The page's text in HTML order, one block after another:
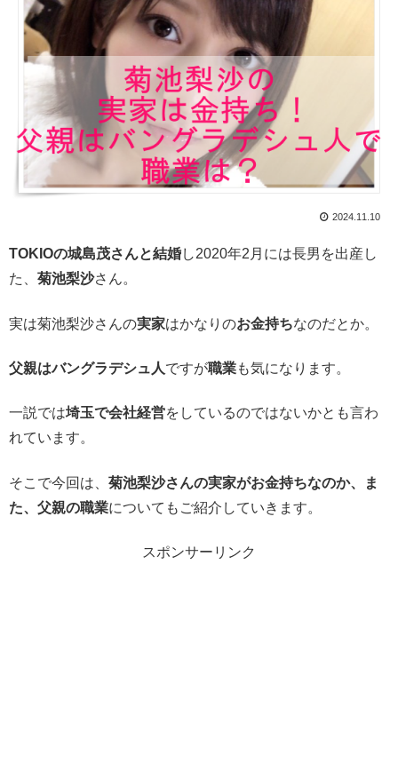
2024.11.10
TOKIOの城島茂さんと結婚し2020年2月には長男を出産し
た、 菊池梨沙さん。
実は菊池梨沙さんの実家はかなりのお金持ちなのだとか。
父親はバングラデシュ人ですが職業も気になります。
一説では埼玉で会社経営をしているのではないかとも言わ
れています。
そこで今回は、 菊池梨沙さんの実家がお金持ちなのか、ま
た、父親の職業についてもご紹介していきます。
スポンサーリンク